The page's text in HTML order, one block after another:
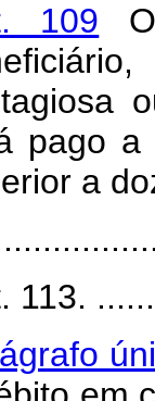
109
pago a
a
113.